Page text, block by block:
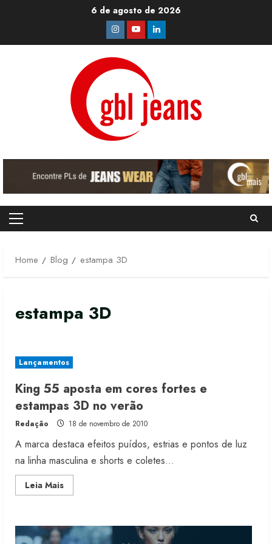
6 de agosto de 2026
Instagram
YoutubeLinkedin
Primary
Home
Blog estampa 3D
estampa 3D
Lançamentos
King 55 aposta em cores fortes e
estampas 3D no verão
Redação 18 de novembro de 2010
A marca destaca efeitos puídos, estrias e pontos de luz
na linha masculina e shorts e coletes...
Leia MaisRead
more
aposta
em
Fakini prevê R$345 milhões de
receita em 2026
4 de agosto de 2026